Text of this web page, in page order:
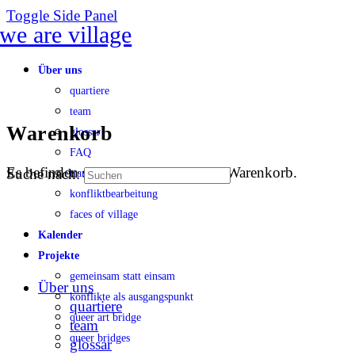
Toggle Side Panel
Über uns
quartiere
team
glossar
FAQ
transparenz
konfliktbearbeitung
faces of village
Kalender
Projekte
gemeinsam statt einsam
konflikte als ausgangspunkt
queer art bridge
queer bridges
Warenkorb
Es befinden sich keine Produkte im Warenkorb.
Suche nach:
Über uns
quartiere
team
glossar